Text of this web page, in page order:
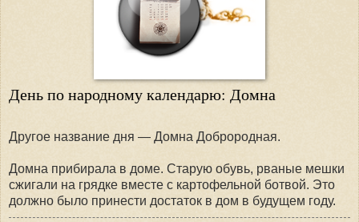
День по народному календарю: Домна
Другое название дня — Домна Доброродная.
Домна прибирала в доме. Старую обувь, рваные мешки
сжигали на грядке вместе с картофельной ботвой. Это
должно было принести достаток в дом в будущем году.